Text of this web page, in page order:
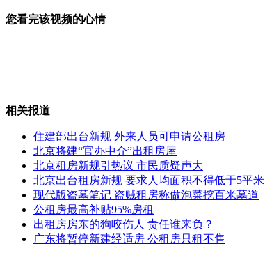
女子因老公深夜看球发帖控诉欧洲杯
实拍男子醉驾撞人后再碾压伤者
您看完该视频的心情
相关报道
住建部出台新规 外来人员可申请公租房
北京将建“官办中介”出租房屋
北京租房新规引热议 市民质疑声大
北京出台租房新规 要求人均面积不得低于5平米
现代版盗墓笔记 盗贼租房称做泡菜挖百米墓道
公租房最高补贴95%房租
出租房房东的狗咬伤人 责任谁来负？
广东将暂停新建经适房 公租房只租不售